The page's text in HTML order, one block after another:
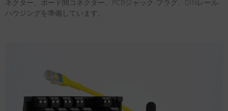
ネクター、ボード間コネクター、PCBジャック-プラグ、DINレール
ハウジングを準備しています。